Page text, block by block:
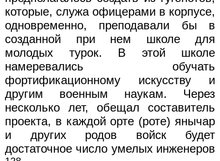
которые, служа офицерами в корпусе,
одновременно, преподавали бы в
созданной при нем школе для
молодых турок. В этой школе
намеревались обучать
фортификационному искусству и
другим военным наукам. Через
несколько лет, обещал составитель
проекта, в каждой орте (роте) янычар
и других родов войск будет
достаточное число умелых инженеров